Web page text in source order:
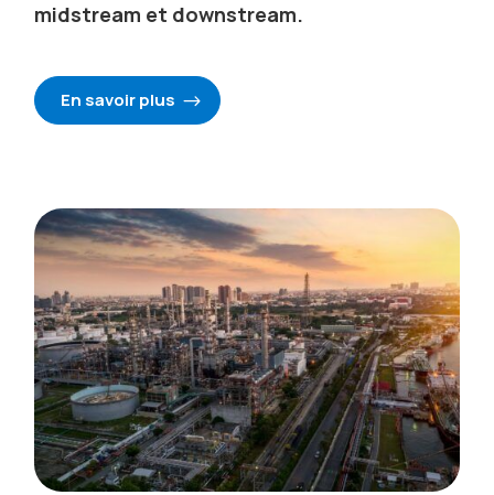
midstream et downstream.
En savoir plus